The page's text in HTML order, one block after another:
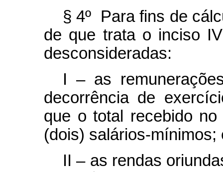
§ 4º Para fins de
de que trata o inciso
desconsideradas:
I – as
decorrência de
que o total recebido
(dois) salários-mínimos;
II – as rendas